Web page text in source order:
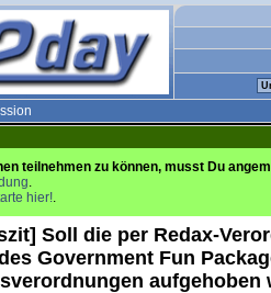
teilnehmen zu können, musst Du
.
hier!.
Soll die per Redax-
Government Fun
aufgehoben